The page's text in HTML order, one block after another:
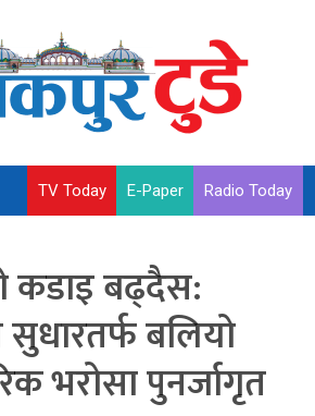
TV Today E-Paper Radio Today
कडाइ बढ्दैस:
सुधारतर्फ बलियो
भरोसा पुनर्जागृत